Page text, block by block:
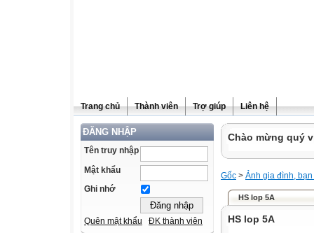
Trang chủ Thành viên Trợ giúp Liên hệ
ĐĂNG NHẬP
Tên truy nhập
Mật khẩu
Ghi nhớ
Quên mật khẩu ĐK thành viên
Chào mừng quý
Gốc > Ảnh gia đình,
HS lop 5A
HS lop 5A